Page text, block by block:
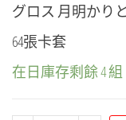
グロス 月明かり
64張卡套
在日庫存剩餘 4 組